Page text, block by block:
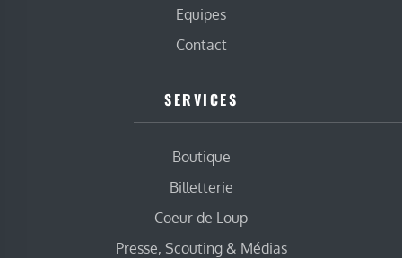
Equipes
Contact
SERVICES
Boutique
Billetterie
Coeur de Loup
Presse, Scouting & Médias